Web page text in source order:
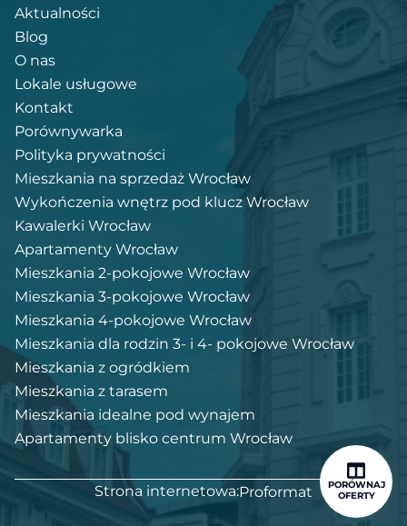
PORÓWNAJ
OFERTY
Aktualności
Blog
O nas
Lokale usługowe
Kontakt
Porównywarka
Polityka prywatności
Mieszkania na sprzedaż Wrocław
Wykończenia wnętrz pod klucz Wrocław
Kawalerki Wrocław
Apartamenty Wrocław
Mieszkania 2-pokojowe Wrocław
Mieszkania 3-pokojowe Wrocław
Mieszkania 4-pokojowe Wrocław
Mieszkania dla rodzin 3- i 4- pokojowe Wrocław
Mieszkania z ogródkiem
Mieszkania z tarasem
Mieszkania idealne pod wynajem
Apartamenty blisko centrum Wrocław
Strona internetowa:Proformat